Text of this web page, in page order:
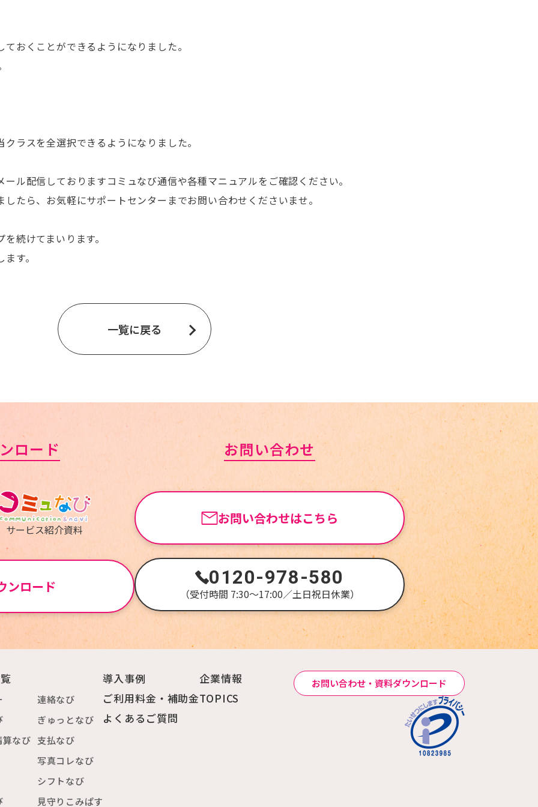
おくことができるようになりました。
ラスを全選択できるようになりました。
ル配信しておりますコミュなび通信や各種マニュアルをご確認ください。
たら、お気軽にサポートセンターまでお問い合わせくださいませ。
続けてまいります。
す。
一覧に戻る
ロード
サービス紹介資料
ンロード
お問い合わせ
お問い合わせはこちら
0120-978-580
（受付時間 7:30～17:00／土日祝日休業）
連絡なび
ぎゅっとなび
なび 支払なび
写真コレなび
シフトなび
見守りこみぱす
導入事例
ご利用料金・補助金
よくあるご質問
企業情報
TOPICS
お問い合わせ・資料ダウンロード